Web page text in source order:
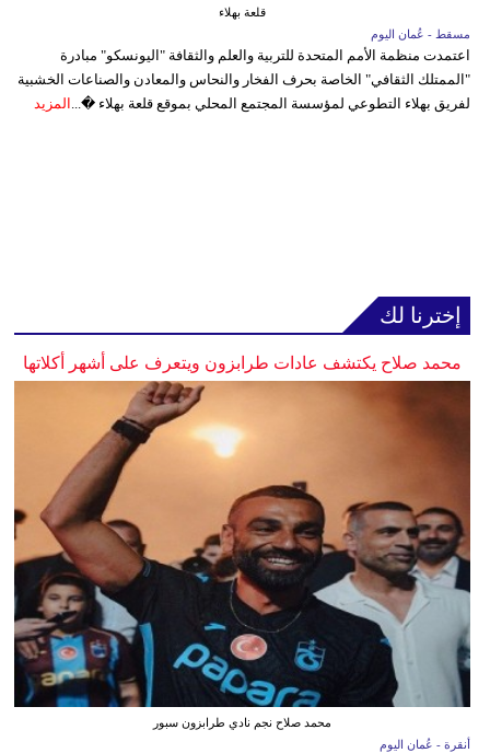
قلعة بهلاء
مسقط - عُمان اليوم
اعتمدت منظمة الأمم المتحدة للتربية والعلم والثقافة "اليونسكو" مبادرة
"الممتلك الثقافي" الخاصة بحرف الفخار والنحاس والمعادن والصناعات الخشبية
لفريق بهلاء التطوعي لمؤسسة المجتمع المحلي بموقع قلعة بهلاء �... المزيد
إخترنا لك
محمد صلاح يكتشف عادات طرابزون ويتعرف على أشهر أكلاتها
محمد صلاح نجم نادي طرابزون سبور
أنقرة - عُمان اليوم